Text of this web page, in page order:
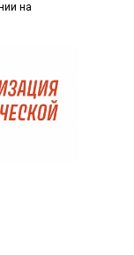
на
с
по поводу
всех его